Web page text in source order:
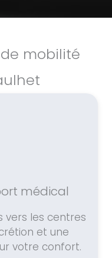
mobilité
médical
vers les centres
et une
votre confort.